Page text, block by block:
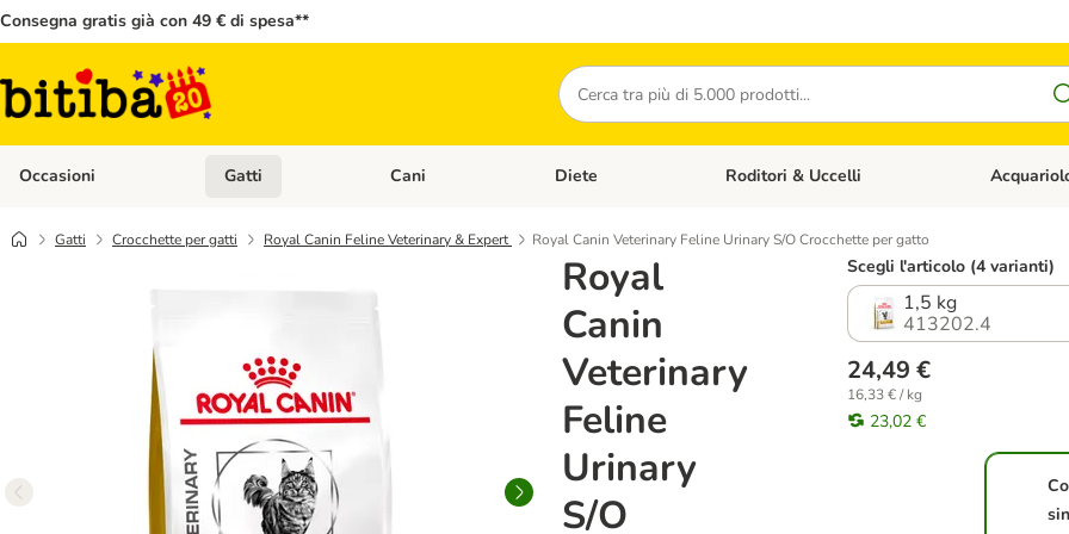
Consegna gratis già con 49 € di spesa**
Cerca
Occasioni Apri Menù Categoria: Occasioni
Gatti Apri Menù Categoria: Gatti
Cani Apri Menù Categoria: Cani
Diete Apri Menù Categoria: Diete
Roditori & Uccelli Apri Menù
Gatti Crocchette per gatti Royal Canin Feline Veterinary & Expert Royal Canin Veterinary Feline Urinary S/O Crocchette per gatto
Royal
Canin
Veterinary
Feline
Urinary
S/O
Scegli l'articolo (4 varianti)
1,5 kg
413202.4
24,49 €
16,33 € / kg
23,02 €